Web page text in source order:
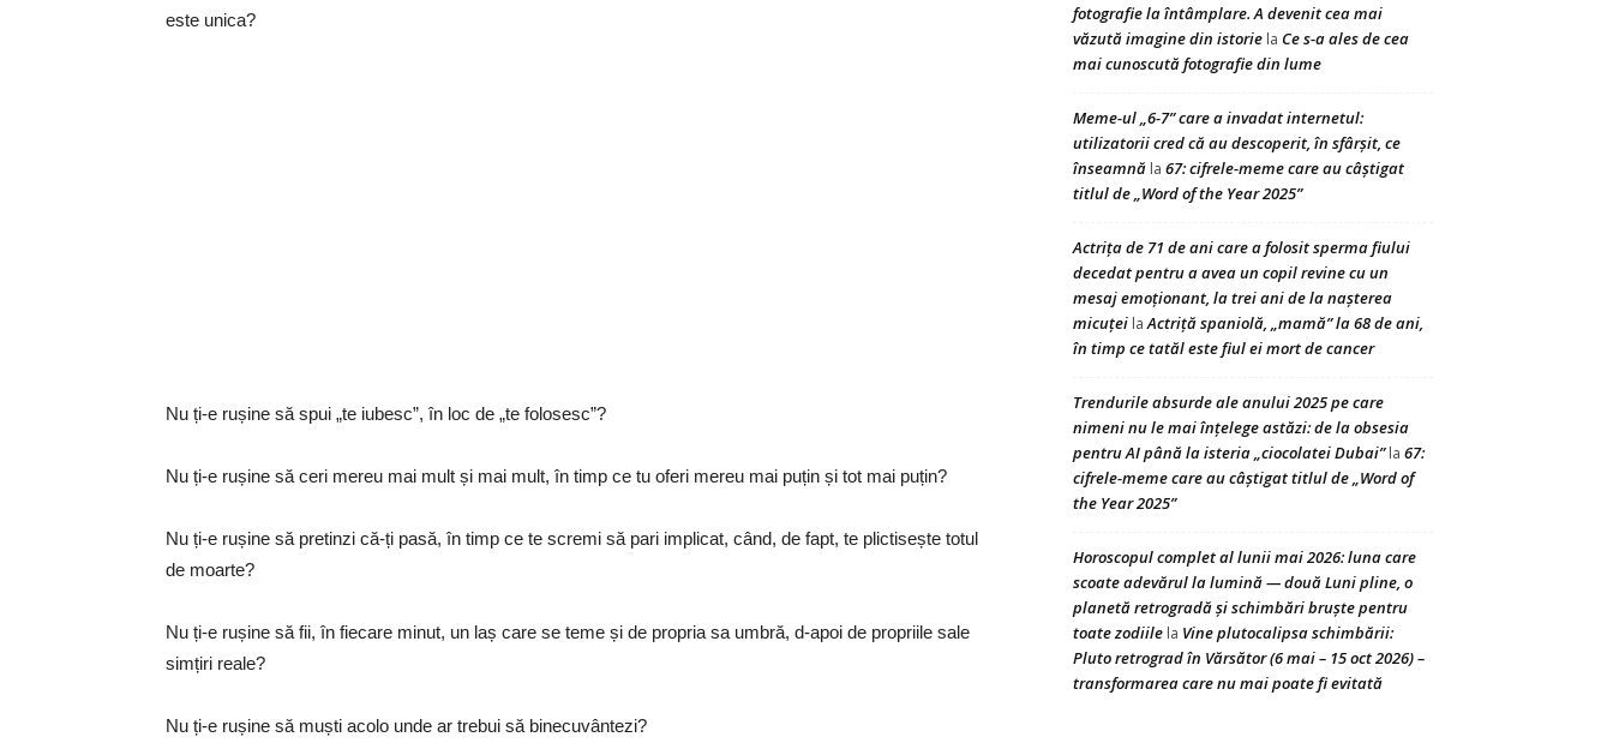
este unica?
Nu ți-e rușine să spui „te iubesc”, în loc de „te folosesc”?
Nu ți-e rușine să ceri mereu mai mult și mai mult, în timp ce tu oferi mereu mai puțin și tot mai puțin?
Nu ți-e rușine să pretinzi că-ți pasă, în timp ce te scremi să pari implicat, când, de fapt, te plictisește totul
de moarte?
Nu ți-e rușine să fii, în fiecare minut, un laș care se teme și de propria sa umbră, d-apoi de propriile sale
simțiri reale?
Nu ți-e rușine să muști acolo unde ar trebui să binecuvântezi?
fotografie la întâmplare. A devenit cea mai
văzută imagine din istorie la Ce s-a ales de cea
mai cunoscută fotografie din lume
Meme-ul „6-7” care a invadat internetul:
utilizatorii cred că au descoperit, în sfârșit, ce
înseamnă la 67: cifrele-meme care au câștigat
titlul de „Word of the Year 2025”
Actrița de 71 de ani care a folosit sperma fiului
decedat pentru a avea un copil revine cu un
mesaj emoționant, la trei ani de la nașterea
micuței laActriță spaniolă, „mamă” la 68 de ani,
în timp ce tatăl este fiul ei mort de cancer
Trendurile absurde ale anului 2025 pe care
nimeni nu le mai înțelege astăzi: de la obsesia
pentru AI până la isteria „ciocolatei Dubai”la 67:
cifrele-meme care au câștigat titlul de „Word of
the Year 2025”
Horoscopul complet al lunii mai 2026: luna care
scoate adevărul la lumină — două Luni pline, o
planetă retrogradă și schimbări bruște pentru
toate zodiile la Vine plutocalipsa schimbării:
Pluto retrograd în Vărsător (6 mai – 15 oct 2026) –
transformarea care nu mai poate fi evitată